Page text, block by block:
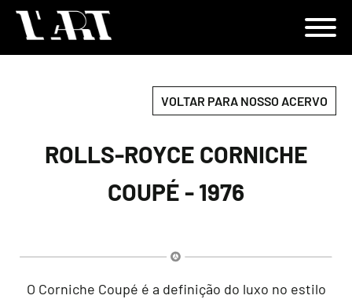
VOLTAR PARA NOSSO ACERVO
ROLLS-ROYCE CORNICHE
COUPÉ - 1976
O Corniche Coupé é a definição do luxo no estilo